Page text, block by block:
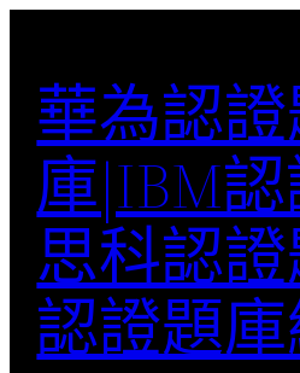
華為認
庫|IBM
思科認
認證題